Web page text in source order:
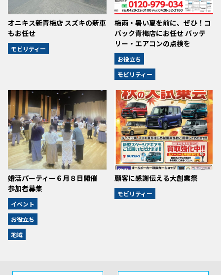
オニキス新青梅店 スズキの新車
もお任せ
モビリティー
梅雨・暑い夏を前に、ぜひ！コ
バック青梅店にお任せ バッテ
リー・エアコンの点検を
お役立ち
モビリティー
婚活パーティー６月８日開催
参加者募集
イベント
お役立ち
地域
顧客に感謝伝える大創業祭
モビリティー